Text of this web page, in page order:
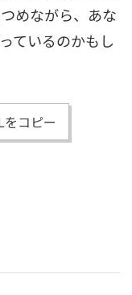
めながら、あな
ているのかもし
をコピー